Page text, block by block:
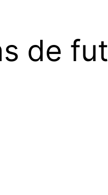
de